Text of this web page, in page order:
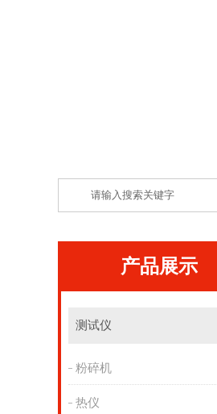
产品展示
测试仪
粉碎机
热仪